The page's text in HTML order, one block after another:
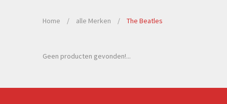
Home / alle Merken / The Beatles
Geen producten gevonden!...